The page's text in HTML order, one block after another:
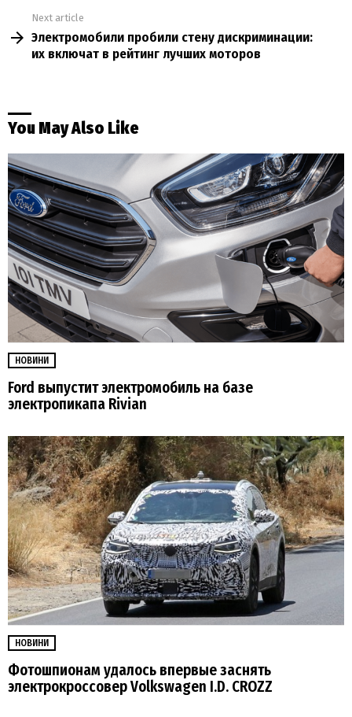
Next article
Электромобили пробили стену дискриминации:
их включат в рейтинг лучших моторов
You May Also Like
НОВИНИ
Ford выпустит электромобиль на базе
электропикапа Rivian
НОВИНИ
Фотошпионам удалось впервые заснять
электрокроссовер Volkswagen I.D. CROZZ